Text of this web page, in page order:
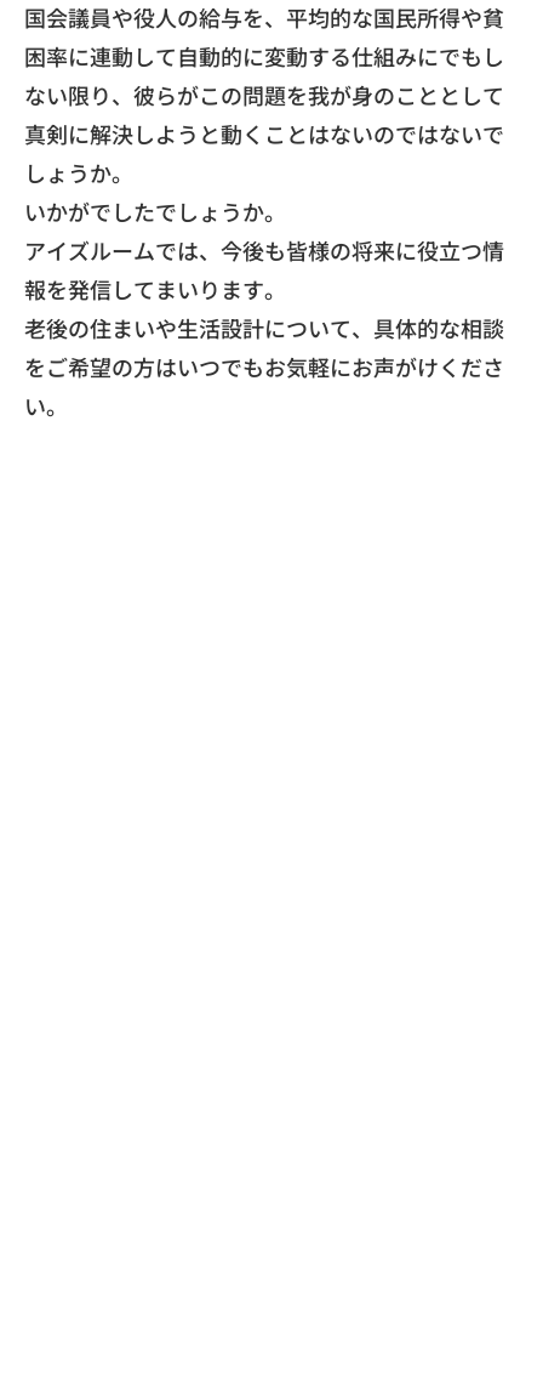
国会議員や役人の給与を、 平均的な国民所得や貧
困率に連動して自動的に変動する仕組みにでもし
ない限り、 彼らがこの問題を我が身のこととして
真剣に解決しようと動くことはないのではないで
しょうか。
​いかがでしたでしょうか。
アイズルームでは、 今後も皆様の将来に役立つ情
報を発信してまいります。
老後の住まいや生活設計について、 具体的な相談
をご希望の方はいつでもお気軽にお声がけくださ
い。